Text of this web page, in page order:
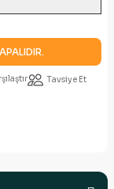
Tavsiye Et